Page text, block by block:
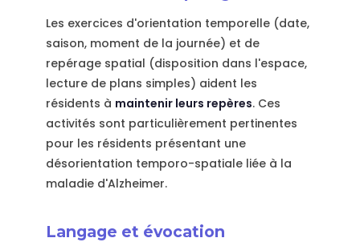
Les exercices d'orientation temporelle (date,
saison, moment de la journée) et de
repérage spatial (disposition dans l'espace,
lecture de plans simples) aident les
résidents à maintenir leurs repères. Ces
activités sont particulièrement pertinentes
pour les résidents présentant une
désorientation temporo-spatiale liée à la
maladie d'Alzheimer.
Langage et évocation